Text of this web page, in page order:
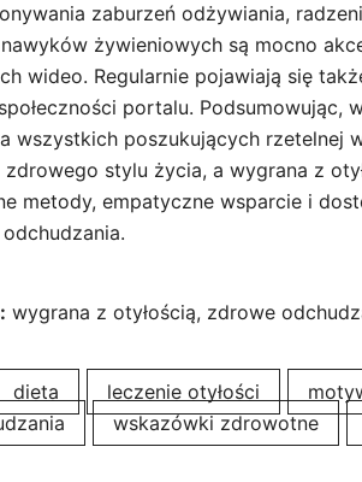
zaburzeń odżywiania,
żywieniowych są mocno
wideo. Regularnie pojawiają się
portalu.
wszystkich poszukujących rzetelnej
stylu życia, a wygrana z
metody, empatyczne wsparcie i
wygrana z otyłością, zdrowe
dieta leczenie otyłości
wskazówki zdrowotne